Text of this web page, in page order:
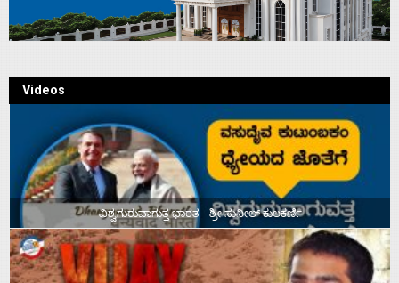
Videos
ವಿಶ್ವಗುರುವಾಗುತ್ತ ಭಾರತ – ಶ್ರೀ ಸುನೀಲ್‌ ಕುಲಕರ್ಣಿ